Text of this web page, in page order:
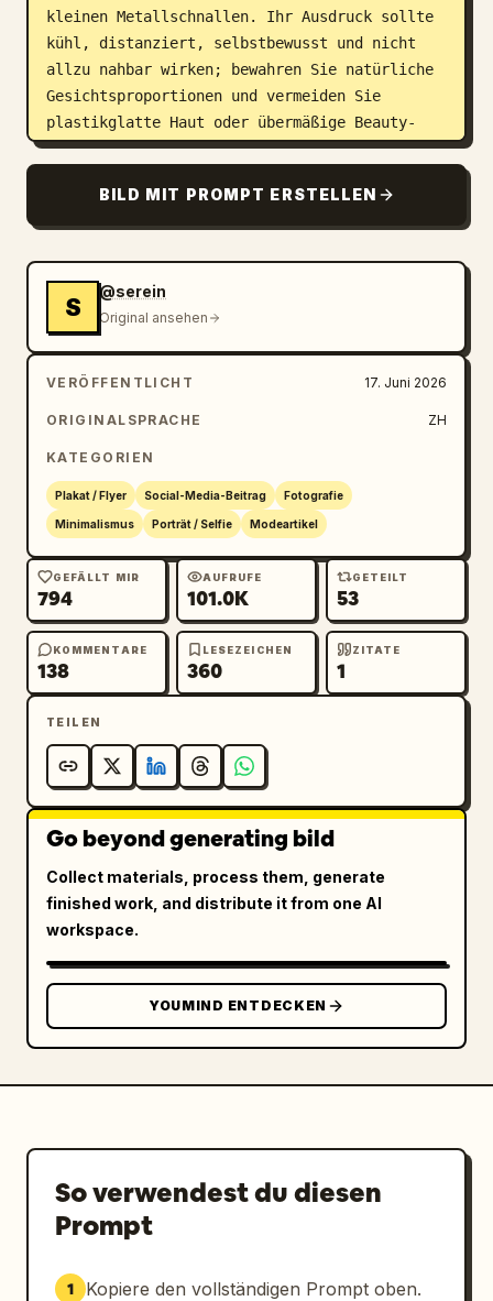
kleinen Metallschnallen. Ihr Ausdruck sollte
kühl, distanziert, selbstbewusst und nicht
allzu nahbar wirken; bewahren Sie natürliche
Gesichtsproportionen und vermeiden Sie
plastikglatte Haut oder übermäßige Beauty-
Retusche. Verwenden Sie ein zurückhaltendes
großer vertikaler Serifentitel auf der linken
Seite mit der Aufschrift „SERENE ELEGANCE“;
mit der Aufschrift „TIMELESS / REFINED /
CONFIDENT“; Ausgabentext oben rechts mit
„2026“ und kleinerem „NEW COLLECTION“
darunter; kleine Bildunterschrift unten links
mit „BEAUTY / IS POWER / ELEGANCE / IS
ATTITUDE“; kleine Bildunterschrift unten
COLLECTION“. Die Typografie ist dünn,
elegant, eine High-Fashion-Serife für den
vertikalen Haupttitel und eine kleine, klare
Bildunterschriften, dunkel anthrazitfarben,
viel negativer Raum, keine zusätzlichen
Logos, kein Wasserzeichen.
BILD MIT PROMPT ERSTELLEN
S
@serein
Original ansehen
VERÖFFENTLICHT 17. Juni 2026
ORIGINALSPRACHE ZH
KATEGORIEN
Plakat / Flyer Social-Media-Beitrag Fotografie
Minimalismus Porträt / Selfie Modeartikel
GEFÄLLT MIR
794
AUFRUFE
101.0K
GETEILT
53
KOMMENTARE
138
LESEZEICHEN
360
ZITATE
1
TEILEN
Go beyond generating bild
Collect materials, process them, generate
finished work, and distribute it from one AI
workspace.
YOUMIND ENTDECKEN
So verwendest du diesen
Prompt
1 Kopiere den vollständigen Prompt oben.